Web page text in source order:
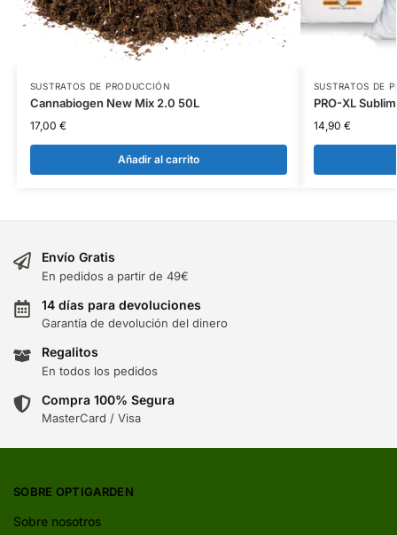
SUSTRATOS DE PRODUCCIÓN
Cannabiogen New Mix 2.0 50L
17,00 €
Añadir al carrito
SUSTRATOS DE
PRO-XL
14,90 €
Envío Gratis
En pedidos a partir de 49€
14 días para devoluciones
Garantía de devolución del dinero
Regalitos
En todos los pedidos
Compra 100% Segura
MasterCard / Visa
SOBRE OPTIGARDEN
Sobre nosotros